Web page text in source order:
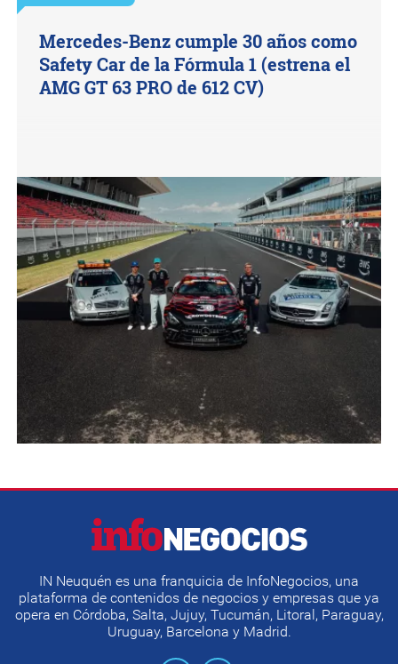
Mercedes-Benz cumple 30 años como
Safety Car de la Fórmula 1 (estrena el
AMG GT 63 PRO de 612 CV)
IN Neuquén es una franquicia de InfoNegocios, una
plataforma de contenidos de negocios y empresas que ya
opera en Córdoba, Salta, Jujuy, Tucumán, Litoral, Paraguay,
Uruguay, Barcelona y Madrid.